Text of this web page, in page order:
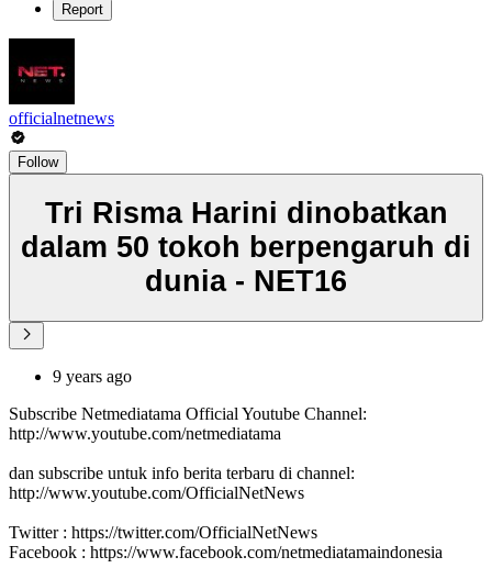
Report
officialnetnews
Follow
Tri Risma Harini dinobatkan
dalam 50 tokoh berpengaruh di
dunia - NET16
9 years ago
Subscribe Netmediatama Official Youtube Channel:
http://www.youtube.com/netmediatama
dan subscribe untuk info berita terbaru di channel:
http://www.youtube.com/OfficialNetNews
Twitter : https://twitter.com/OfficialNetNews
Facebook : https://www.facebook.com/netmediatamaindonesia